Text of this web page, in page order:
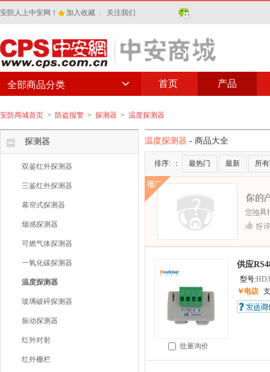
安防人上中安网！ 加入收藏 关注我们
首页 产品
全部商品分类
安防商城首页 > 防盗报警 > 探测器 > 温度探测器
探测器
双鉴红外探测器
三鉴红外探测器
幕帘式探测器
烟感探测器
可燃气体探测器
一氧化碳探测器
温度探测器
玻璃破碎探测器
振动探测器
红外对射
红外栅栏
温度探测器 - 商品大全
排序: ： 最热门 最新 所
批量询价
供应
型号:
￥电议